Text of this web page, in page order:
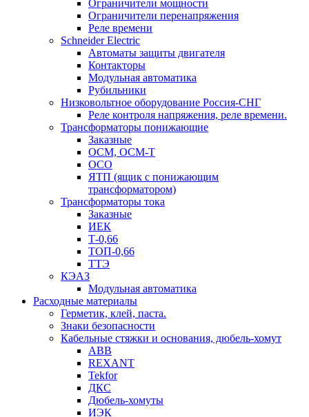
Ограничители мощности
Ограничители перенапряжения
Реле времени
Schneider Electric
Автоматы защиты двигателя
Контакторы
Модульная автоматика
Рубильники
Низковольтное оборудование Россия-СНГ
Реле контроля напряжения, реле времени.
Трансформаторы понижающие
Заказные
ОСМ, ОСМ-Т
ОСО
ЯТП (ящик с понижающим
трансформатором)
Трансформаторы тока
Заказные
ИЕК
Т-0,66
ТОП-0,66
ТТЭ
КЭАЗ
Модульная автоматика
Расходные материалы
Герметик, клей, паста.
Знаки безопасности
Кабельные стяжки и основания, дюбель-хомут
ABB
REXANT
Tekfor
ДКС
Дюбель-хомуты
ИЭК